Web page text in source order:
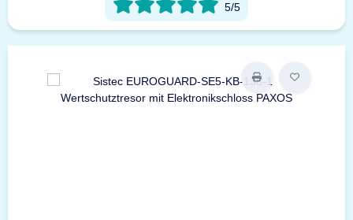
5/5